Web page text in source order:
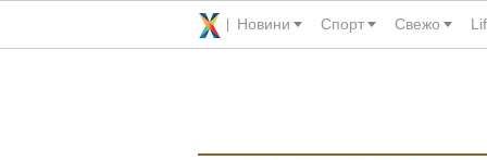
Новини Спорт Свежо